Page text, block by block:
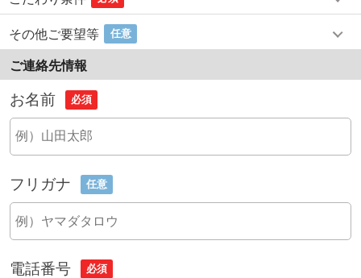
その他ご要望等 任意
ご連絡先情報
お名前 必須
フリガナ 任意
電話番号 必須